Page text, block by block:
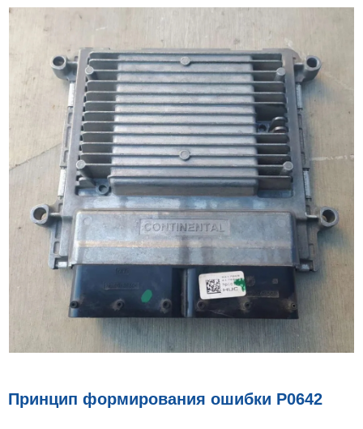
Принцип формирования ошибки P0642